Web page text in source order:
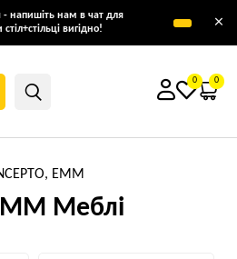
напишіть нам в чат для
вигідно!
×
0 0
EMM
Меблі